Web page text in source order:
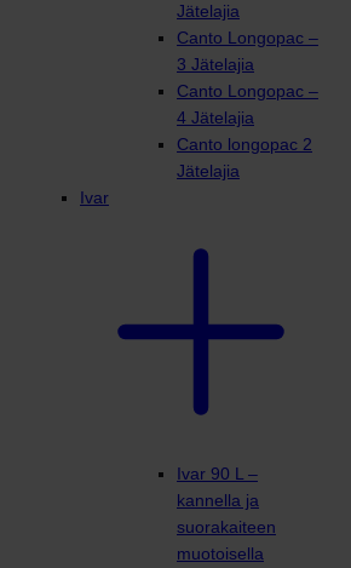
Jätelajia
Canto Longopac –
3 Jätelajia
Canto Longopac –
4 Jätelajia
Canto longopac 2
Jätelajia
Ivar
Ivar 90 L –
kannella ja
suorakaiteen
muotoisella